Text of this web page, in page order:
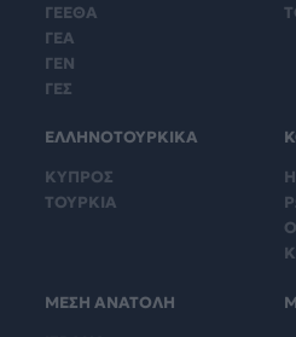
ΓΕΕΘΑ
ΓΕΑ
ΓΕΝ
ΓΕΣ
ΕΛΛΗΝΟΤΟΥΡΚΙΚΑ
ΚΥΠΡΟΣ
ΤΟΥΡΚΙΑ
ΜΕΣΗ ΑΝΑΤΟΛΗ